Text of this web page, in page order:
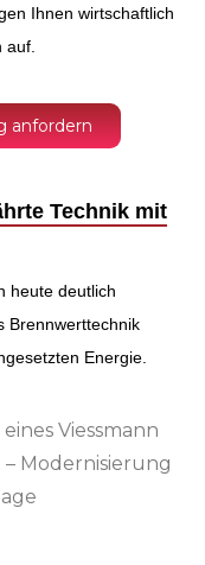
Ihnen wirtschaftlich
auf.
anfordern
Technik mit
heute deutlich
Brennwerttechnik
Energie.